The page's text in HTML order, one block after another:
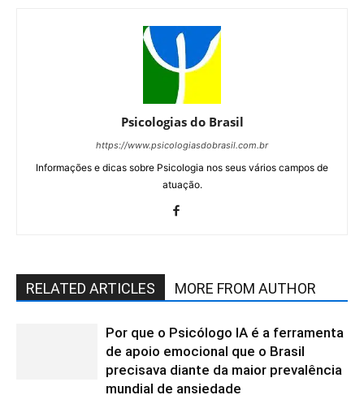
Psicologias do Brasil
https://www.psicologiasdobrasil.com.br
Informações e dicas sobre Psicologia nos seus vários campos de
atuação.
RELATED ARTICLES MORE FROM AUTHOR
Por que o Psicólogo IA é a ferramenta
de apoio emocional que o Brasil
precisava diante da maior prevalência
mundial de ansiedade